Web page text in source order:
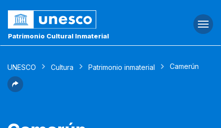
Patrimonio Cultural Inmaterial
UNESCO Cultura Patrimonio inmaterial Camerún